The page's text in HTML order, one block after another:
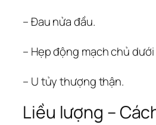
– Ðau nửa đầu.
– Hẹp động mạch chủ
– U tủy thượng thận.
Liều lượng –